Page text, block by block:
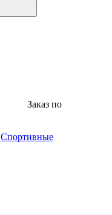
Заказ по
Спортивные